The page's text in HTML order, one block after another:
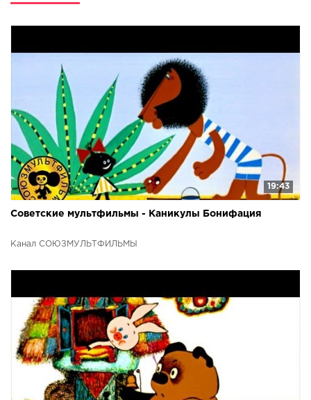
девочки Алисы, ее рассеянного папы-ученого Селезнева,
луне где Алиса на межконтинентальном футболе, в музее
двух капитанов, среди инопланетных друзей. Но почему
скрывается доктор Лиховский? И как с ними связана
птица Говорун, которая отличается умом и
сообразительностью? И что за эпидемия на планете
Шелезака?
19:43
Советские мультфильмы - Каникулы Бонифация
Канал СОЮЗМУЛЬТФИЛЬМЫ